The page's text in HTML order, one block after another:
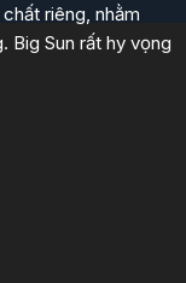
riêng, nhằm
Big Sun rất hy vọng